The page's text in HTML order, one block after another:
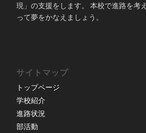
現」の支援をします。 本校で進路を考
って夢をかなえましょう。
サイトマップ
トップページ
学校紹介
進路状況
部活動